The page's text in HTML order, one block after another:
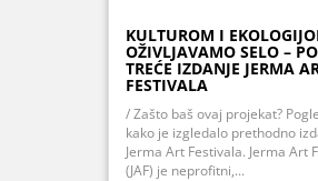
KULTUROM I
OŽIVLJAVAMO SELO –
TREĆE IZDANJE JERMA
FESTIVALA
/ Zašto baš ovaj projekat?
kako je izgledalo prethodno
Jerma Art Festivala. Jerma Art
(JAF) je neprofitni,...